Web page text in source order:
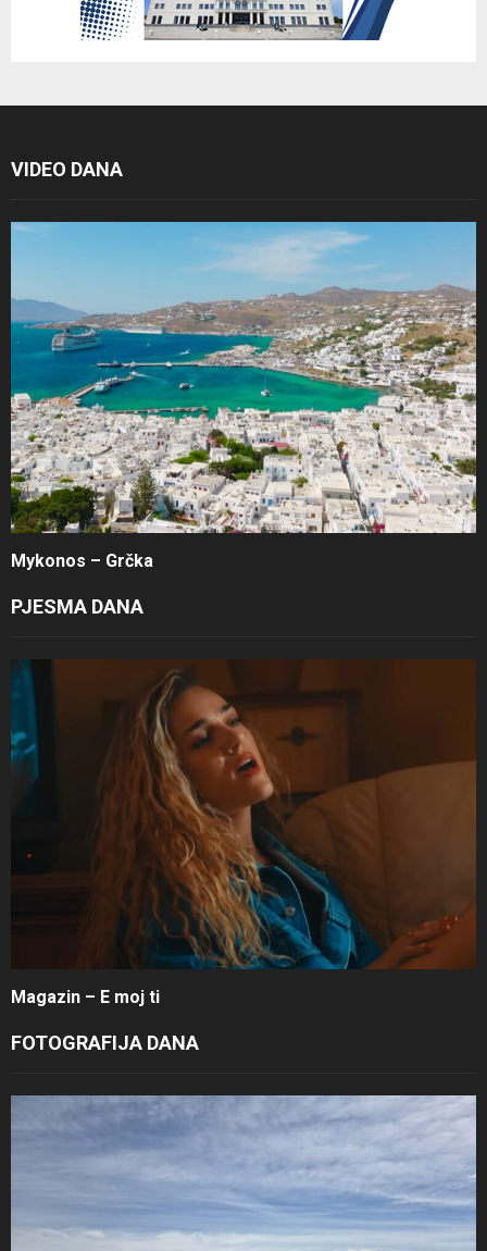
VIDEO DANA
Mykonos – Grčka
PJESMA DANA
Magazin – E moj ti
FOTOGRAFIJA DANA